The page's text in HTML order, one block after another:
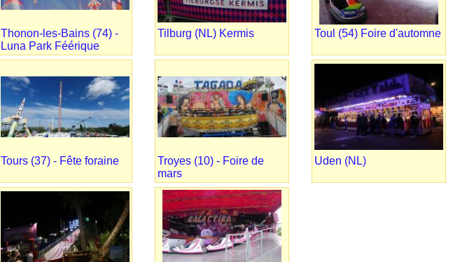
Thonon-les-Bains (74) -
Luna Park Féérique
Tilburg (NL) Kermis Toul (54) Foire d'automne
Tours (37) - Fête foraine
Troyes (10) - Foire de
mars
Uden (NL)